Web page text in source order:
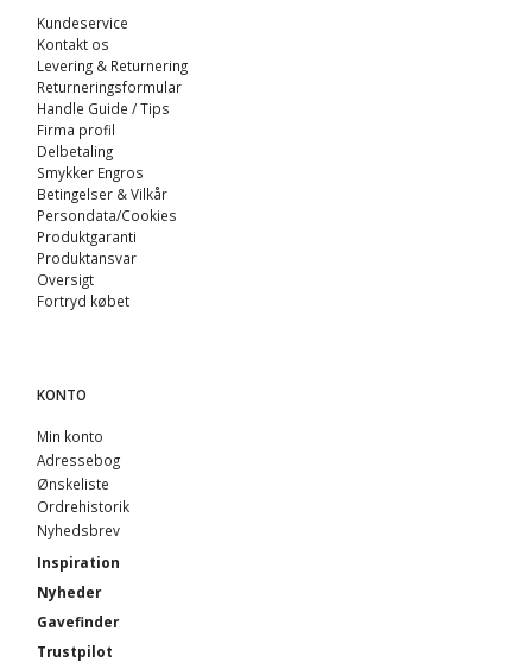
Kundeservice
Kontakt os
Levering & Returnering
Returneringsformular
Handle Guide / Tips
Firma profil
Delbetaling
Smykker Engros
Betingelser & Vilkår
Persondata/Cookies
Produktgaranti
Produktansvar
Oversigt
Fortryd købet
KONTO
Min konto
Adressebog
Ønskeliste
Ordrehistorik
Nyhedsbrev
Inspiration
Nyheder
Gavefinder
Trustpilot